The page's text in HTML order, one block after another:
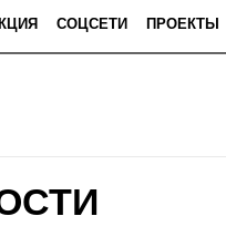
СОЦСЕТИ ПРОЕКТЫ